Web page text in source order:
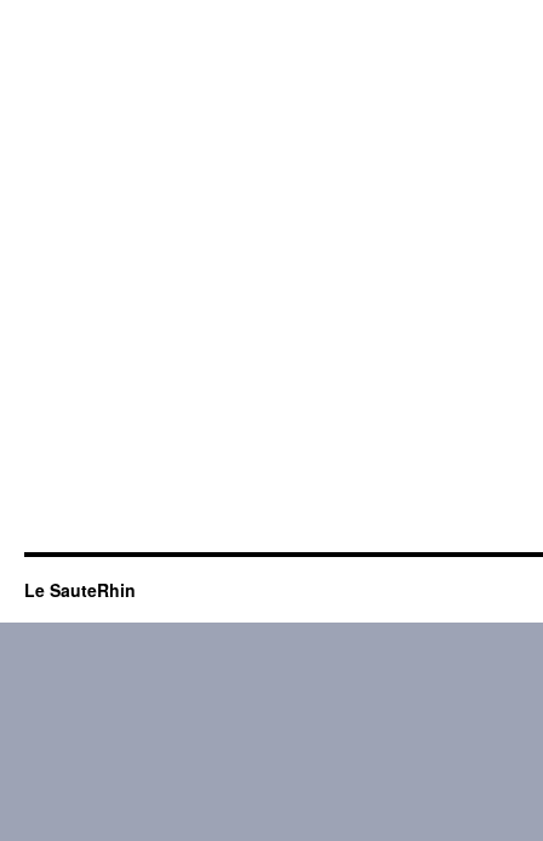
Le SauteRhin